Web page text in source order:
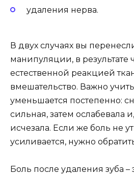
удаления нерва.
В двух случаях вы
манипуляции, в результате
естественной реакцией
вмешательство. Важно
уменьшается постепенно:
сильная, затем ослабевала
исчезала. Если же боль не
усиливается, нужно
Боль после удаления зуба –